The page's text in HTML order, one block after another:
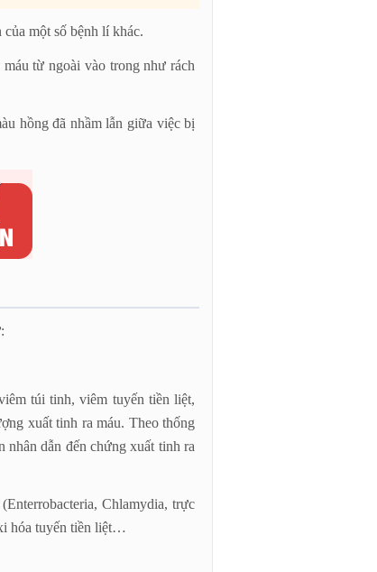
một số bệnh lí khác.
từ ngoài vào trong như rách
hồng đã nhầm lẫn giữa việc bị
túi tinh, viêm tuyến tiền liệt,
xuất tinh ra máu. Theo thống
nhân dẫn đến chứng xuất tinh ra
Chlamydia, trực
hóa tuyến tiền liệt…